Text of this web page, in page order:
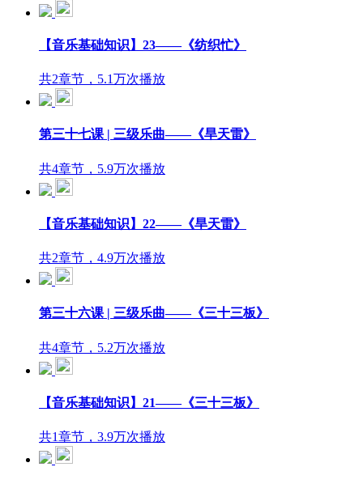
【音乐基础知识】23——《纺织忙》
共2章节，5.1万次播放
第三十七课 | 三级乐曲——《旱天雷》
共4章节，5.9万次播放
【音乐基础知识】22——《旱天雷》
共2章节，4.9万次播放
第三十六课 | 三级乐曲——《三十三板》
共4章节，5.2万次播放
【音乐基础知识】21——《三十三板》
共1章节，3.9万次播放